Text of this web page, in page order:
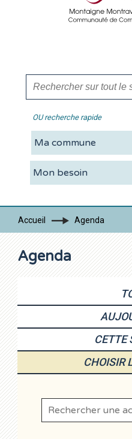
OU recherche rapide
La CDC Vie pratique
Accueil Agenda
Agenda
CETTE
CHOISIR